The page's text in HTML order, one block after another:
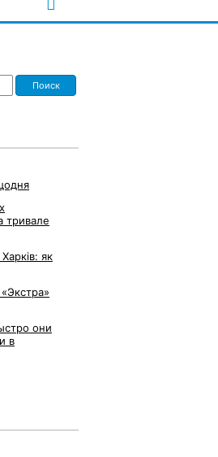
тривале
як
они
в